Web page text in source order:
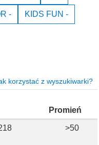
- KIDS FUN -
korzystać z wyszukiwarki?
Promień
>50